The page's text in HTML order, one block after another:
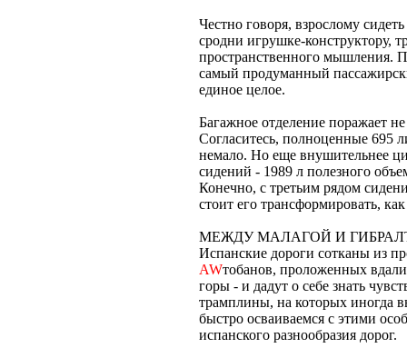
Честно говоря, взрослому
сродни игрушке-конструктору,
пространственного мышления.
самый продуманный
единое целое.
Багажное отделение поражает
Согласитесь, полноценные 695
немало. Но еще внушительнее
сидений - 1989 л полезного
Конечно, с третьим рядом
стоит его трансформировать,
МЕЖДУ МАЛАГОЙ И
Испанские дороги сотканы из
AWтобанов, проложенных
горы - и дадут о себе знать
трамплины, на которых иногда
быстро осваиваемся с этими
испанского разнообразия дорог.